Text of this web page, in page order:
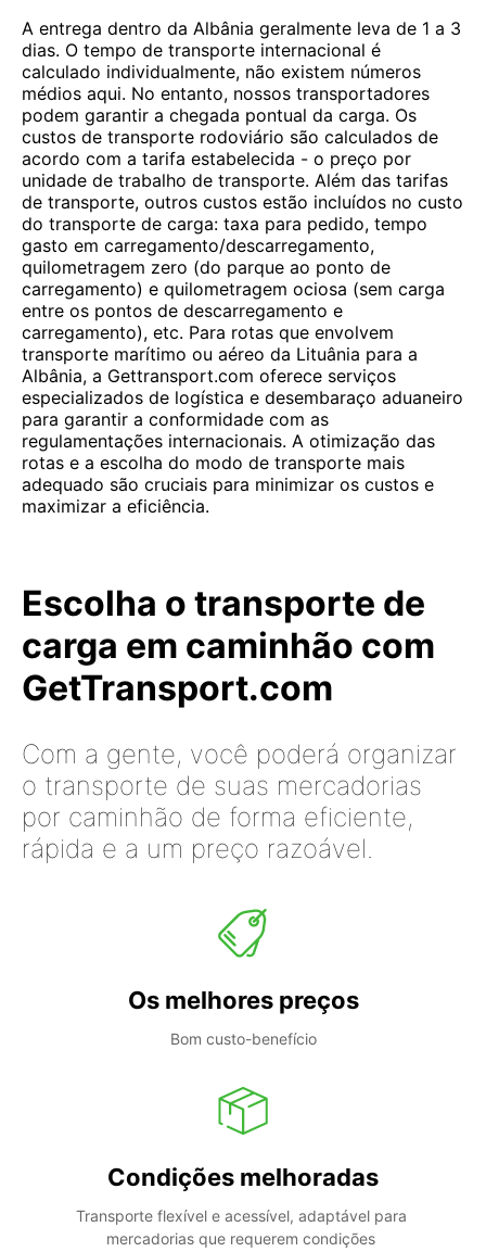
A entrega dentro da Albânia geralmente leva de 1 a 3
dias. O tempo de transporte internacional é
calculado individualmente, não existem números
médios aqui. No entanto, nossos transportadores
podem garantir a chegada pontual da carga. Os
custos de transporte rodoviário são calculados de
acordo com a tarifa estabelecida - o preço por
unidade de trabalho de transporte. Além das tarifas
de transporte, outros custos estão incluídos no custo
do transporte de carga: taxa para pedido, tempo
gasto em carregamento/descarregamento,
quilometragem zero (do parque ao ponto de
carregamento) e quilometragem ociosa (sem carga
entre os pontos de descarregamento e
carregamento), etc. Para rotas que envolvem
transporte marítimo ou aéreo da Lituânia para a
Albânia, a Gettransport.com oferece serviços
especializados de logística e desembaraço aduaneiro
para garantir a conformidade com as
regulamentações internacionais. A otimização das
rotas e a escolha do modo de transporte mais
adequado são cruciais para minimizar os custos e
maximizar a eficiência.
Escolha o transporte de
carga em caminhão com
GetTransport.com
Com a gente, você poderá organizar
o transporte de suas mercadorias
por caminhão de forma eficiente,
rápida e a um preço razoável.
Os melhores preços
Bom custo-benefício
Condições melhoradas
Transporte flexível e acessível, adaptável para
mercadorias que requerem condições